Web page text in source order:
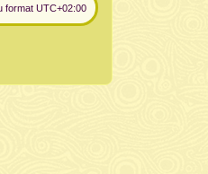
format UTC+02:00